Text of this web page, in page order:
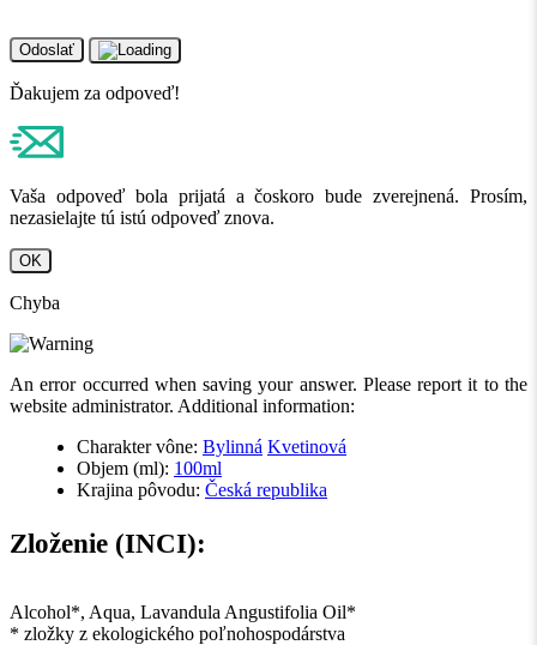
Odoslať
Ďakujem za odpoveď!
Vaša odpoveď bola prijatá a čoskoro bude zverejnená. Prosím,
nezasielajte tú istú odpoveď znova.
OK
Chyba
An error occurred when saving your answer. Please report it to the
website administrator. Additional information:
Charakter vône: Bylinná Kvetinová
Objem (ml): 100ml
Krajina pôvodu: Česká republika
Zloženie (INCI):
Alcohol*, Aqua, Lavandula Angustifolia Oil*
* zložky z ekologického poľnohospodárstva